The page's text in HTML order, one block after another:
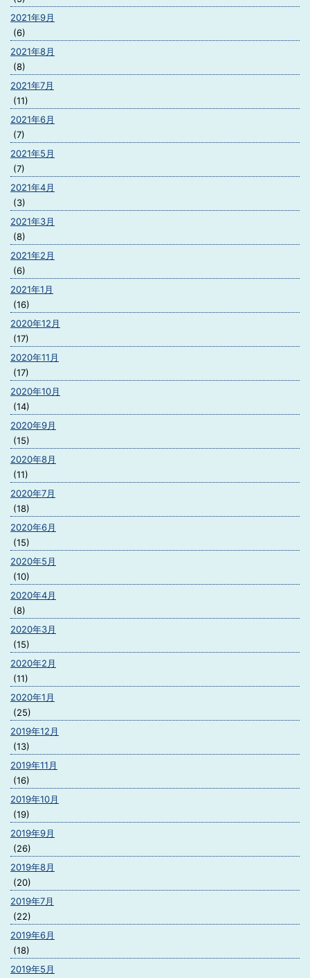
2021年9月
(6)
2021年8月
(8)
2021年7月
(11)
2021年6月
(7)
2021年5月
(7)
2021年4月
(3)
2021年3月
(8)
2021年2月
(6)
2021年1月
(16)
2020年12月
(17)
2020年11月
(17)
2020年10月
(14)
2020年9月
(15)
2020年8月
(11)
2020年7月
(18)
2020年6月
(15)
2020年5月
(10)
2020年4月
(8)
2020年3月
(15)
2020年2月
(11)
2020年1月
(25)
2019年12月
(13)
2019年11月
(16)
2019年10月
(19)
2019年9月
(26)
2019年8月
(20)
2019年7月
(22)
2019年6月
(18)
2019年5月